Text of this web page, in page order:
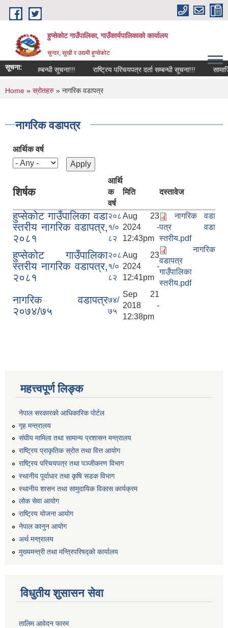
Skip to main content
हुप्सेकोट गाउँपालिका, गाउँकार्यपालिकाको कार्यालय
सुन्दर, सुखी र उद्यमी हुप्सेकोट
सूचना:
परिक्षा सम्बन्धी सूचना!!! राष्‍ट्रिय परिचयपत्र दर्ता सम्बन्धी सूचना!!!
You are here
Home » स्रोतहरु » नागरिक वडापत्र
नागरिक वडापत्र
आर्थिक वर्ष
शिर्षक
आर्थि
क
वर्ष
मिति दस्तावेज
हुप्सेकोट गाउँपालिका वडा
स्तरीय नागरिक वडापत्र,
२०८१
२०८
१/०
८२
Aug 23
2024 -
12:43pm
नागरिक वडा
पत्र वडा
स्तरीय.pdf
हुप्सेकोट गाउँपालिका
स्तरीय नागरिक वडापत्र,
२०८१
२०८
१/०
८२
Aug 23
2024 -
12:41pm
नागरिक
वडापत्र
गाउँपालिका
स्तरीय.pdf
नागरिक वडापत्र
२०७४/७५
७४/
७५
Sep 21
2018 -
12:38pm
महत्त्वपूर्ण लिङ्क
नेपाल सरकारको आधिकारिक पोर्टल
गृह मन्त्रालय
संघीय मामिला तथा सामान्य प्रशासन मन्त्रालय
राष्ट्रिय प्राकृतिक स्रोत तथा वित्त आयोग
राष्ट्रिय परिचयपत्र तथा पञ्जीकरण विभाग
स्थानीय पूर्वाधार तथा कृषि सडक विभाग
स्थानीय शासन तथा सामुदायिक विकास कार्यक्रम
लोक सेवा आयोग
राष्ट्रिय योजना आयोग
नेपाल कानुन आयोग
अर्थ मन्त्रालय
मुख्यमन्त्री तथा मन्त्रिपरिषद्को कार्यालय
विधुतीय शुसासन सेवा
तालिम आवेदन फारम